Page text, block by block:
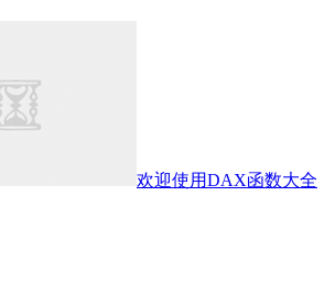
欢迎使用DAX函数大全